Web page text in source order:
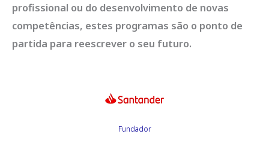
profissional ou do desenvolvimento de novas
competências, estes programas são o ponto de
partida para reescrever o seu futuro.
Fundador